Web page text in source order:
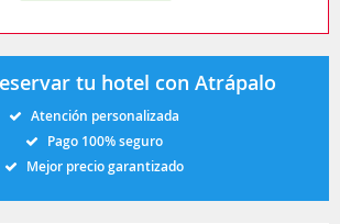
tu hotel con Atrápalo
Atención personalizada
Pago 100% seguro
Mejor precio garantizado